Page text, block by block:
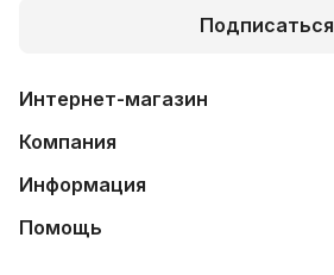
Подписаться
Интернет-магазин
Компания
Информация
Помощь